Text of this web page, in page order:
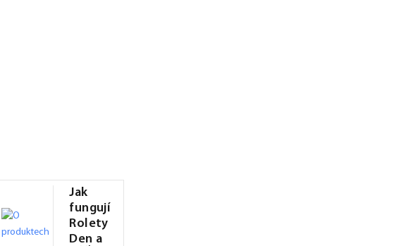
Jak
fungují
Rolety
Den a